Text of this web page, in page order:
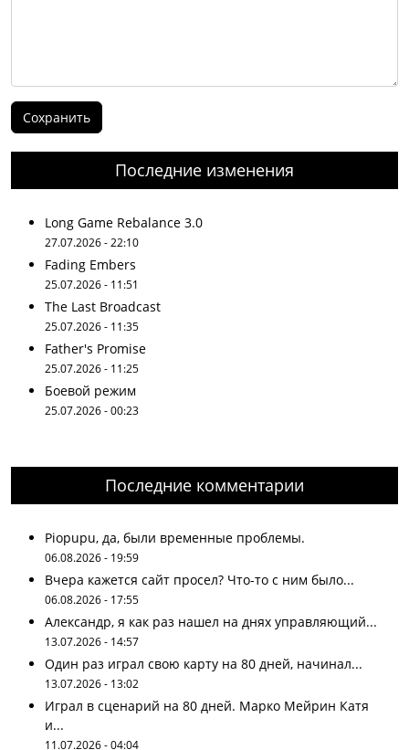
Последние изменения
Long Game Rebalance 3.0
27.07.2026 - 22:10
Fading Embers
25.07.2026 - 11:51
The Last Broadcast
25.07.2026 - 11:35
Father's Promise
25.07.2026 - 11:25
Боевой режим
25.07.2026 - 00:23
Последние комментарии
Piopupu, да, были временные проблемы.
06.08.2026 - 19:59
Вчера кажется сайт просел? Что-то с ним было...
06.08.2026 - 17:55
Александр, я как раз нашел на днях управляющий...
13.07.2026 - 14:57
Один раз играл свою карту на 80 дней, начинал...
13.07.2026 - 13:02
Играл в сценарий на 80 дней. Марко Мейрин Катя
и...
11.07.2026 - 04:04